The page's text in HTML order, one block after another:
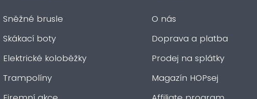
Sněžné brusle
Skákací boty
Elektrické koloběžky
Trampolíny
O nás
Doprava a platba
Prodej na splátky
Magazín HOPsej